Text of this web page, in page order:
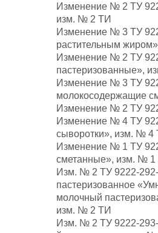
Изменение № 2 ТУ
изм. № 2 ТИ
Изменение № 3 ТУ
растительным
Изменение № 2 ТУ
пастеризованные»,
Изменение № 3 ТУ
молокосодержащие
Изменение № 2 ТУ
Изменение № 4 ТУ
сыворотки», изм. № 4
Изменение № 1 ТУ
сметанные», изм. №
Изм. № 2 ТУ 9222-
пастеризованное
молочный
изм. № 2 ТИ
Изм. № 2 ТУ 9222-